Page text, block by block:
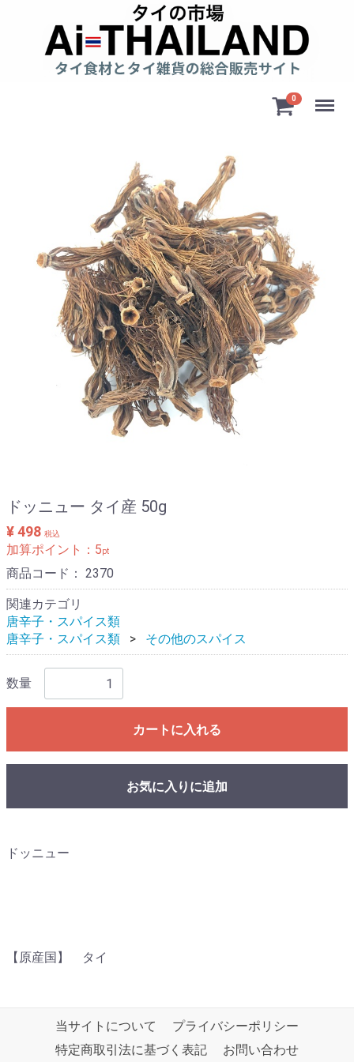
0 Menu
ドッニュー タイ産 50g
¥ 498 税込
加算ポイント： 5pt
商品コード： 2370
関連カテゴリ
唐辛子・スパイス類
唐辛子・スパイス類
その他のスパイス
数量
カートに入れる
お気に入りに追加
ドッニュー
【原産国】 タイ
当サイトについて
プライバシーポリシー
特定商取引法に基づく表記
お問い合わせ